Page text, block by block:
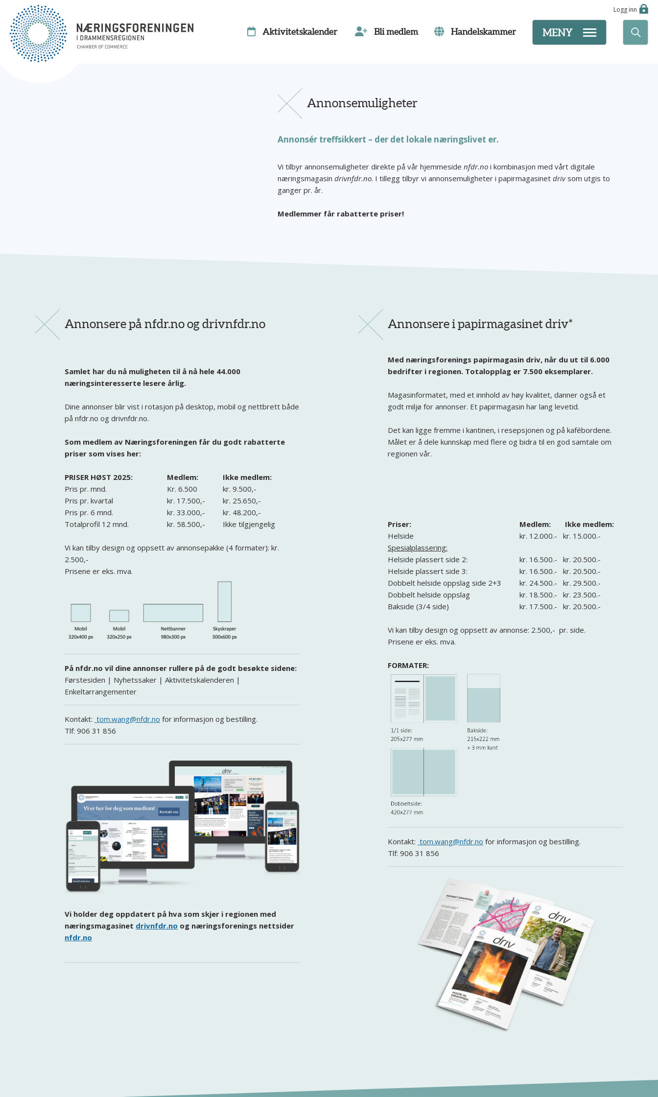
Logg inn
MENY
Aktivitetskalender Bli medlem Handelskammer
Annonsemuligheter
Annonsér treffsikkert – der det lokale næringslivet er.
Vi tilbyr annonsemuligheter direkte på vår hjemmeside nfdr.no i kombinasjon med vårt digitale
næringsmagasin drivnfdr.no. I tillegg tilbyr vi annonsemuligheter i papirmagasinet drivsom utgis to
ganger pr. år.
Medlemmer får rabatterte priser!
Annonsere på nfdr.no og drivnfdr.no
Samlet har du nå muligheten til å nå hele 44.000
næringsinteresserte lesere årlig.
Dine annonser blir vist i rotasjon på desktop, mobil og nettbrett både
på nfdr.no og drivnfdr.no.
Som medlem av Næringsforeningen får du godt rabatterte
priser som vises her:
PRISER HØST 2025: Medlem:
Ikke medlem:
Pris pr. mnd.
Kr. 6.500
kr. 9.500,-
Pris pr. kvartal
kr. 17.500,-
kr. 25.650,-
Pris pr. 6 mnd.
kr. 33.000,-
kr. 48.200,-
Totalprofil 12 mnd.
kr. 58.500,- Ikke tilgjengelig
Vi kan tilby design og oppsett av annonsepakke (4 formater): kr.
2.500,-
Prisene er eks. mva.
På nfdr.no vil dine annonser rullere på de godt besøkte sidene:
Førstesiden | Nyhetssaker | Aktivitetskalenderen |
Enkeltarrangementer
Kontakt: tom.wang@nfdr.no for informasjon og bestilling.
Tlf: 906 31 856
Vi holder deg oppdatert på hva som skjer i regionen med
næringsmagasinet drivnfdr.no og næringsforenings nettsider
nfdr.no
Annonsere i papirmagasinet driv*
Med næringsforenings papirmagasin driv, når du ut til 6.000
bedrifter i regionen. Totalopplag er 7.500 eksemplarer.
Magasinformatet, med et innhold av høy kvalitet, danner også et
godt miljø for annonser. Et papirmagasin har lang levetid.
Det kan ligge fremme i kantinen, i resepsjonen og på kafébordene.
Målet er å dele kunnskap med flere og bidra til en god samtale om
regionen vår.
Priser: Medlem:
Ikke medlem:
Helside
kr. 12.000.-
kr. 15.000.-
Spesialplassering:
Helside plassert side 2:
kr. 16.500.-
kr. 20.500.-
Helside plassert side 3:
kr. 16.500.-
kr. 20.500.-
Dobbelt helside oppslag side 2+3
kr. 24.500.-
kr. 29.500.-
Dobbelt helside oppslag
kr. 18.500.-
kr. 23.500.-
Bakside (3/4 side)
kr. 17.500.- kr. 20.500.-
Vi kan tilby design og oppsett av annonse: 2.500,- pr. side.
Prisene er eks. mva.
FORMATER:
Kontakt: tom.wang@nfdr.no for informasjon og bestilling.
Tlf: 906 31 856